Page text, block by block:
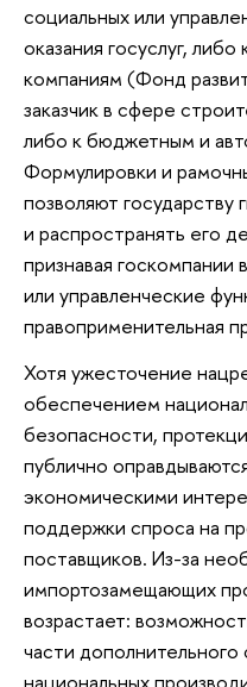
социальных или
оказания госуслуг,
компаниям (Фонд
заказчик в сфере
либо к бюджетным и
Формулировки и
позволяют
и распространять его
признавая
или управленческие
правоприменительная
Хотя ужесточение
обеспечением
безопасности,
публично
экономическими
поддержки спроса на
поставщиков. Из-за
импортозамещающих
возрастает:
части дополнительного